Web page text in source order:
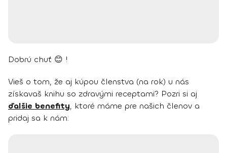
Dobrú chuť 😊 !
Vieš o tom, že aj kúpou členstva (na rok) u nás
získavaš knihu so zdravými receptami? Pozri si aj
ďalšie benefity, ktoré máme pre našich členov a
pridaj sa k nám: